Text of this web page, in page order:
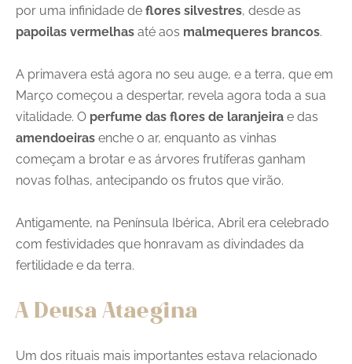
por uma infinidade de flores silvestres, desde as
papoilas vermelhas até aos malmequeres brancos.
A primavera está agora no seu auge, e a terra, que em
Março começou a despertar, revela agora toda a sua
vitalidade. O perfume das flores de laranjeira e das
amendoeiras enche o ar, enquanto as vinhas
começam a brotar e as árvores frutíferas ganham
novas folhas, antecipando os frutos que virão.
Antigamente, na Península Ibérica, Abril era celebrado
com festividades que honravam as divindades da
fertilidade e da terra.
A Deusa Ataegina
Um dos rituais mais importantes estava relacionado